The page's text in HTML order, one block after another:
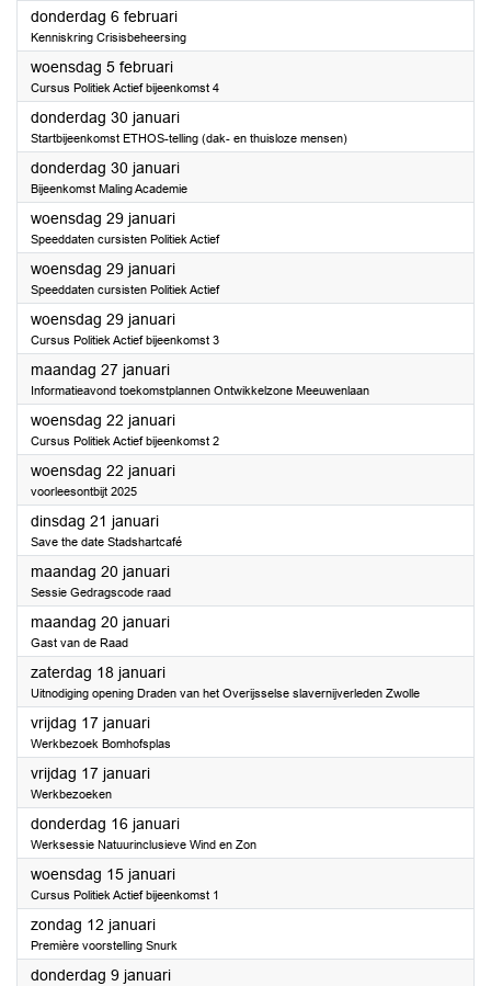
donderdag 6 februari2025
Kenniskring Crisisbeheersing
woensdag 5 februari2025
Cursus Politiek Actief bijeenkomst 4
donderdag 30 januari2025
Startbijeenkomst ETHOS-telling (dak- en thuisloze mensen)
donderdag 30 januari2025
Bijeenkomst Maling Academie
woensdag 29 januari2025
Speeddaten cursisten Politiek Actief
woensdag 29 januari2025
Speeddaten cursisten Politiek Actief
woensdag 29 januari2025
Cursus Politiek Actief bijeenkomst 3
maandag 27 januari2025
Informatieavond toekomstplannen Ontwikkelzone Meeuwenlaan
woensdag 22 januari2025
Cursus Politiek Actief bijeenkomst 2
woensdag 22 januari2025
voorleesontbijt 2025
dinsdag 21 januari2025
Save the date Stadshartcafé
maandag 20 januari2025
Sessie Gedragscode raad
maandag 20 januari2025
Gast van de Raad
zaterdag 18 januari2025
Uitnodiging opening Draden van het Overijsselse slavernijverleden Zwolle
vrijdag 17 januari2025
Werkbezoek Bomhofsplas
vrijdag 17 januari2025
Werkbezoeken
donderdag 16 januari2025
Werksessie Natuurinclusieve Wind en Zon
woensdag 15 januari2025
Cursus Politiek Actief bijeenkomst 1
zondag 12 januari2025
Première voorstelling Snurk
donderdag 9 januari2025